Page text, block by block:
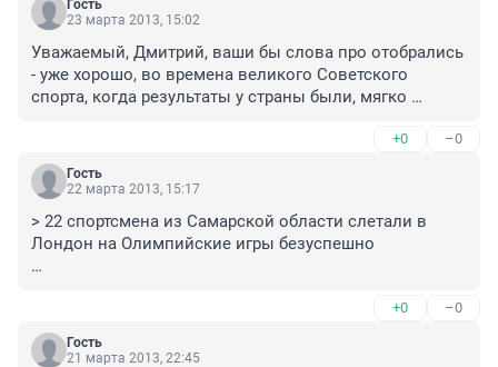
Гость
23 марта 2013, 15:02
Уважаемый, Дмитрий, ваши бы слова про отобрались
- уже хорошо, во времена великого Советского
спорта, когда результаты у страны были, мягко
правильно бы сделали. Все таки цель страны на
олимпиаде не привезти больше всех спортсменов на
игры, а завоевать медали.
О спорте, особенно в Самаре, кроме как в будущем
+0 –0
Гость
22 марта 2013, 15:17
> 22 спортсмена из Самарской области слетали в
Лондон на Олимпийские игры безуспешно
успешно. 22 человека, отобравшихся на Олимпиаду,
это, по-моему, результат, за который можно
порадоваться и даже, наверное, сказать спасибо тому
+0 –0
Гость
21 марта 2013, 22:45